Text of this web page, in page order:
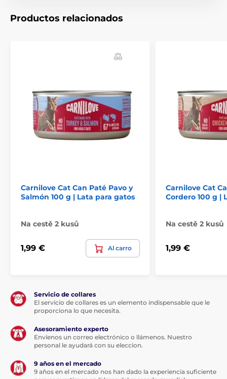
Sin colorantes, conservantes ni aromatizantes
artificiales
Composición:
47 % pollo, 10 % pato, 10 % faisán, 2 % harina de
guisante, 1 % arándanos rojos, 1 % lignocelulosa, 0,3 %
Productos relacionados
Carnilove Cat Can Paté Pavo y
Salmón 100 g | Lata para gatos
Na cestě 2 kusů
1,99 € Al carro
Carnilove Cat
Cordero 100 g |
Na cestě 2 kusů
1,99 €
Servicio de collares
El servicio de collares es un elemento indispensable que le
proporciona lo que necesita.
Asesoramiento experto
Envíenos un correo electrónico o llámenos. Nuestro
personal le ayudará con su eleccion.
9 años en el mercado
9 años en el mercado nos han dado la experiencia suficiente